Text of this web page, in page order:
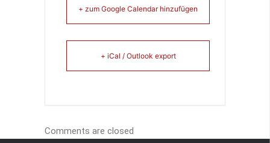
+ zum Google Calendar hinzufügen
+ iCal / Outlook export
Comments are closed